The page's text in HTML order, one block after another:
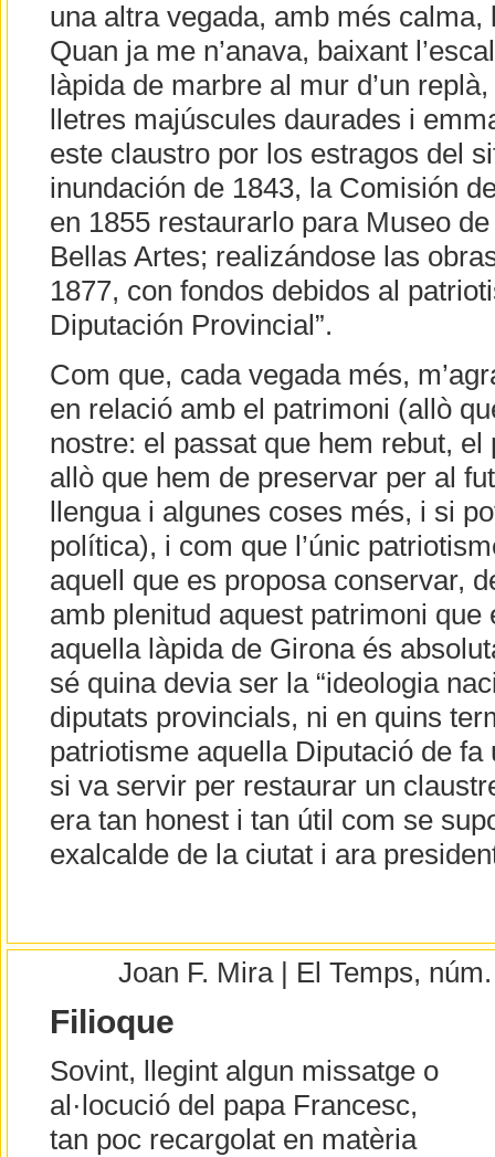
una altra vegada, amb més calma,
Quan ja me n’anava, baixant
làpida de marbre al mur d’un
lletres majúscules daurades i
este claustro por los estragos del
inundación de 1843, la Comisión
en 1855 restaurarlo para Museo
Bellas Artes; realizándose las
1877, con fondos debidos al
Diputación Provincial”.
Com que, cada vegada més,
en relació amb el patrimoni (allò
nostre: el passat que hem rebut,
allò que hem de preservar per al
llengua i algunes coses més, i si
política), i com que l’únic
aquell que es proposa conservar,
amb plenitud aquest patrimoni que
aquella làpida de Girona és
sé quina devia ser la “ideologia
diputats provincials, ni en quins
patriotisme aquella Diputació de fa
si va servir per restaurar un
era tan honest i tan útil com se
exalcalde de la ciutat i ara
Joan F. Mira | El Temps,
Filioque
Sovint, llegint algun missatge o
al·locució del papa Francesc,
tan poc recargolat en matèria